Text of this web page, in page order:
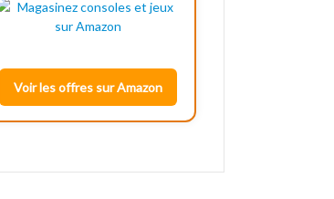
Voir les offres sur Amazon